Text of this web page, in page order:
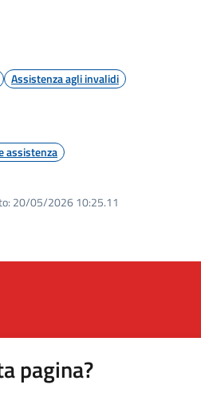
Assistenza agli invalidi
assistenza
20/05/2026 10:25.11
pagina?